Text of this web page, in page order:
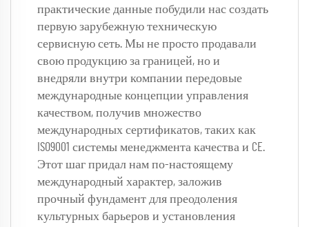
практические данные побудили нас создать
первую зарубежную техническую
сервисную сеть. Мы не просто продавали
свою продукцию за границей, но и
внедряли внутри компании передовые
международные концепции управления
качеством, получив множество
международных сертификатов, таких как
ISO9001 системы менеджмента качества и CE.
Этот шаг придал нам по-настоящему
международный характер, заложив
прочный фундамент для преодоления
культурных барьеров и установления